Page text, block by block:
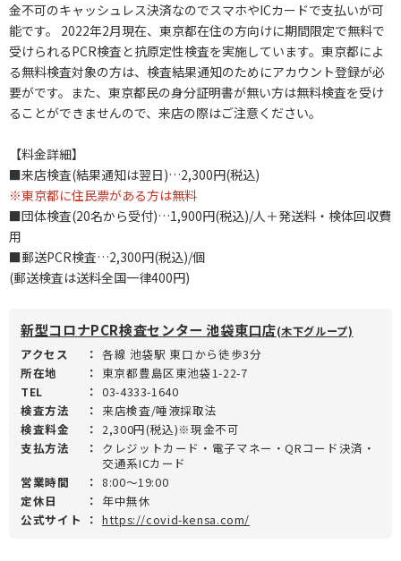
金不可のキャッシュレス決済なのでスマホやICカードで支払いが可
能です。 2022年2月現在、東京都在住の方向けに期間限定で無料で
受けられるPCR検査と抗原定性検査を実施しています。東京都によ
る無料検査対象の方は、検査結果通知のためにアカウント登録が必
要がです。また、東京都民の身分証明書が無い方は無料検査を受け
ることができませんので、来店の際はご注意ください。
【料金詳細】
■来店検査(結果通知は翌日)…2,300円(税込)
※東京都に住民票がある方は無料
■団体検査(20名から受付)…1,900円(税込)/人＋発送料・検体回収費
用
■郵送PCR検査…2,300円(税込)/個
(郵送検査は送料全国一律400円)
新型コロナPCR検査センター 池袋東口店(木下グループ)
アクセス ： 各線 池袋駅 東口から徒歩3分
所在地
： 東京都豊島区東池袋1-22-7
TEL
： 03-4333-1640
検査方法
： 来店検査/唾液採取法
検査料金
： 2,300円(税込)※現金不可
支払方法
： クレジットカード・電子マネー・QRコード決済・
交通系ICカード
営業時間
： 8:00～19:00
定休日
： 年中無休
公式サイト
： https://covid-kensa.com/